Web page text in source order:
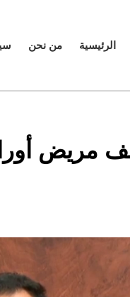
الرئيسية من نحن